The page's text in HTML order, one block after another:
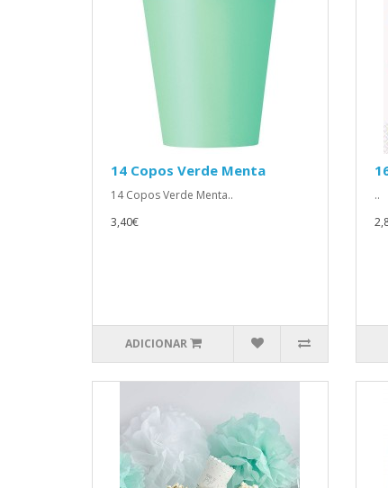
14 Copos Verde Menta
14 Copos Verde Menta..
3,40€
ADICIONAR
..